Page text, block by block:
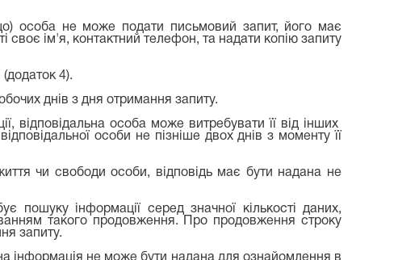
особа не може подати письмовий запит, його має
ім'я, контактний телефон, та надати копію запиту
4).
днів з дня отримання запиту.
відповідальна особа може витребувати її від інших
особи не пізніше двох днів з моменту її
чи свободи особи, відповідь має бути надана не
інформації серед значної кількості даних,
такого продовження. Про продовження строку
запиту.
інформація не може бути надана для ознайомлення в